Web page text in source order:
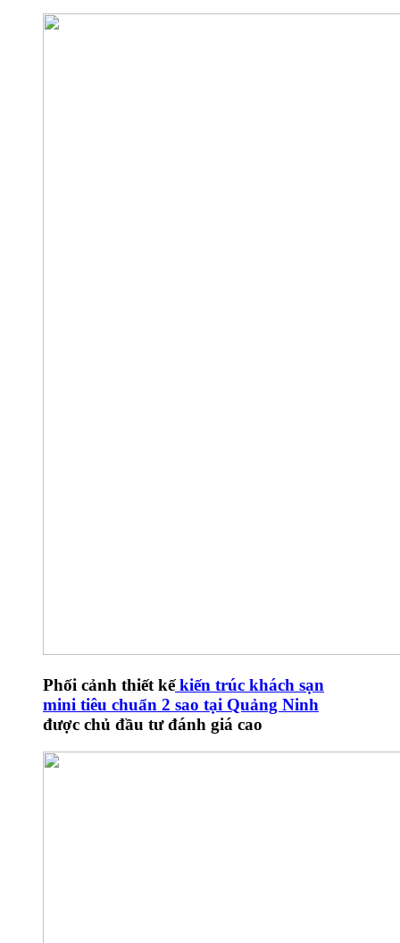
Phối cảnh thiết kếkiến trúc khách sạn
mini tiêu chuẩn 2 sao tại Quảng Ninh
được chủ đầu tư đánh giá cao